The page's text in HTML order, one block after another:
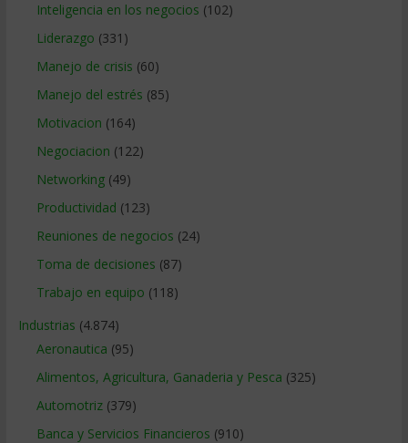
Inteligencia en los negocios (102)
Liderazgo (331)
Manejo de crisis (60)
Manejo del estrés (85)
Motivacion (164)
Negociacion (122)
Networking(49)
Productividad (123)
Reuniones de negocios (24)
Toma de decisiones (87)
Trabajo en equipo (118)
Industrias (4.874)
Aeronautica (95)
Alimentos, Agricultura, Ganaderia y Pesca (325)
Automotriz(379)
Banca y Servicios Financieros (910)